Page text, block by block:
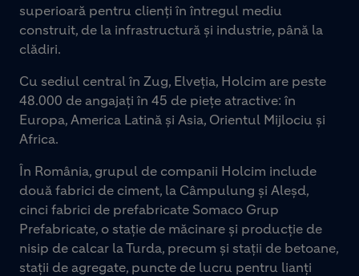
superioară pentru clienți în întregul mediu
construit, de la infrastructură și industrie, până la
clădiri.
Cu sediul central în Zug, Elveția, Holcim are peste
48.000 de angajați în 45 de piețe atractive: în
Europa, America Latină și Asia, Orientul Mijlociu și
Africa.
În România, grupul de companii Holcim include
două fabrici de ciment, la Câmpulung și Aleșd,
cinci fabrici de prefabricate Somaco Grup
Prefabricate, o stație de măcinare și producție de
nisip de calcar la Turda, precum și stații de betoane,
stații de agregate, puncte de lucru pentru lianți